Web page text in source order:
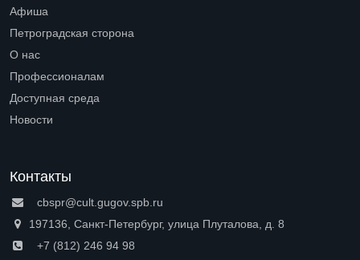
Афиша
Петроградская сторона
О нас
Профессионалам
Доступная среда
Новости
Контакты
cbspr@cult.gugov.spb.ru
197136, Санкт-Петербург, улица Плуталова, д. 8
+7 (812) 246 94 98